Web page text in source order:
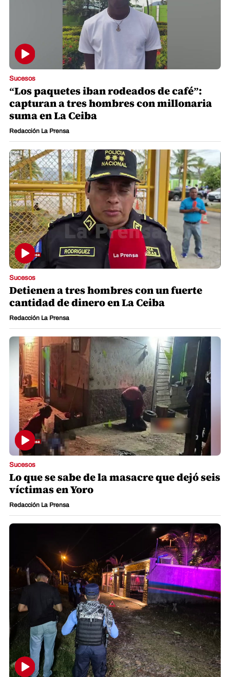
Sucesos
“Los paquetes iban rodeados de café”:
capturan a tres hombres con millonaria
suma en La Ceiba
Redacción La Prensa
Sucesos
Detienen a tres hombres con un fuerte
cantidad de dinero en La Ceiba
Redacción La Prensa
Sucesos
Lo que se sabe de la masacre que dejó seis
víctimas en Yoro
Redacción La Prensa